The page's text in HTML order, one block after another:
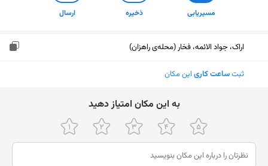
مسیریابی ذخیره ارسال
اراک، جواد الائمه، فخار (محله‌ی راهزان)
ثبتساعت کاری این مکان
ﺑﻪ اﯾﻦ ﻣﮑﺎن اﻣﺘﯿﺎز دﻫﯿﺪ